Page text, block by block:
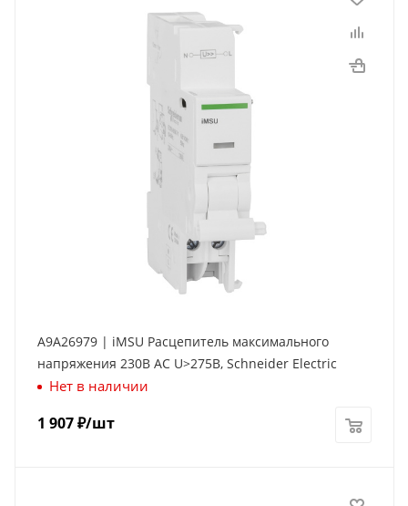
A9A26979 | iMSU Расцепитель максимального
напряжения 230В АС U>275В, Schneider Electric
Нет в наличии
1 907₽/шт